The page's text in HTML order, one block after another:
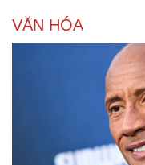
Dinh dưỡng - món ngon
Cây thuốc
Làm đẹp - giảm cân
Phòng mạch online
Ăn sạch sống khỏe
VĂN HÓA